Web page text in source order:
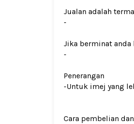
Jualan adalah
-
Jika berminat anda
-
Penerangan
-Untuk imej yang
Cara pembelian